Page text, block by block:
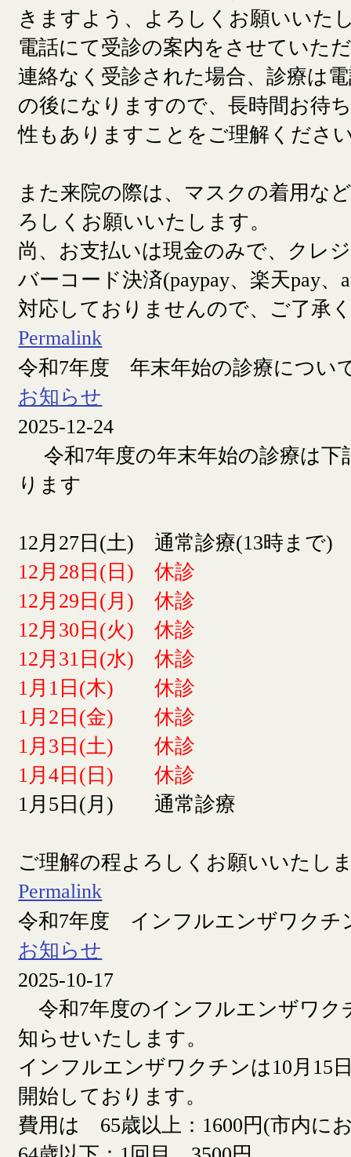
きますよう、よろしくお願いいた
電話にて受診の案内をさせていた
連絡なく受診された場合、診療は
の後になりますので、長時間お待
性もありますことをご理解くださ
また来院の際は、マスクの着用な
ろしくお願いいたします。
尚、お支払いは現金のみで、クレ
バーコード決済(paypay、楽天pay、
対応しておりませんので、ご了承
Permalink
令和7年度 年末年始の診療につい
お知らせ
2025-12-24
令和7年度の年末年始の診療は下
ります
12月27日(土) 通常診療(13時まで)
12月28日(日) 休診
12月29日(月) 休診
12月30日(火) 休診
12月31日(水) 休診
1月1日(木) 休診
1月2日(金) 休診
1月3日(土) 休診
1月4日(日) 休診
1月5日(月) 通常診療
ご理解の程よろしくお願いいたし
Permalink
令和7年度 インフルエンザワクチ
お知らせ
2025-10-17
令和7年度のインフルエンザワク
知らせいたします。
インフルエンザワクチンは10月15
開始しております。
費用は 65歳以上：1600円(市内に